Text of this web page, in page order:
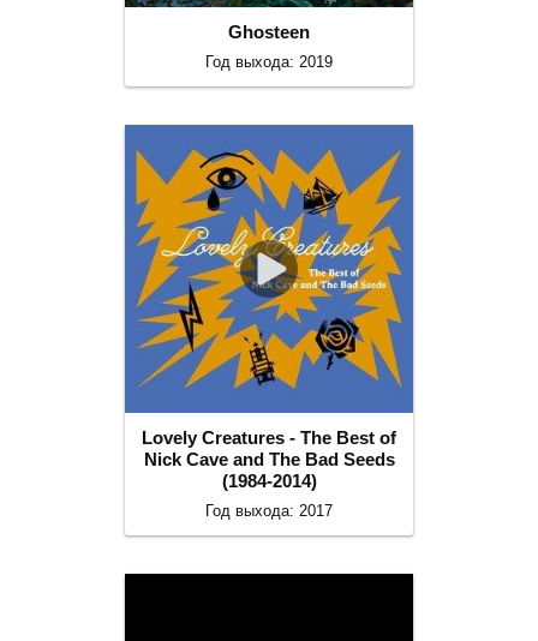
Ghosteen
Год выхода: 2019
Lovely Creatures - The Best of
Nick Cave and The Bad Seeds
(1984-2014)
Год выхода: 2017